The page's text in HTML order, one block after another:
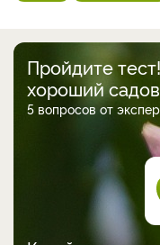
Пройдите
хороший
5 вопросов от